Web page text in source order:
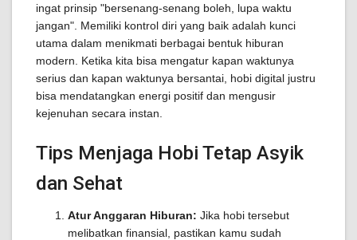
ingat prinsip "bersenang-senang boleh, lupa waktu
jangan". Memiliki kontrol diri yang baik adalah kunci
utama dalam menikmati berbagai bentuk hiburan
modern. Ketika kita bisa mengatur kapan waktunya
serius dan kapan waktunya bersantai, hobi digital justru
bisa mendatangkan energi positif dan mengusir
kejenuhan secara instan.
Tips Menjaga Hobi Tetap Asyik
dan Sehat
Atur Anggaran Hiburan: Jika hobi tersebut
melibatkan finansial, pastikan kamu sudah